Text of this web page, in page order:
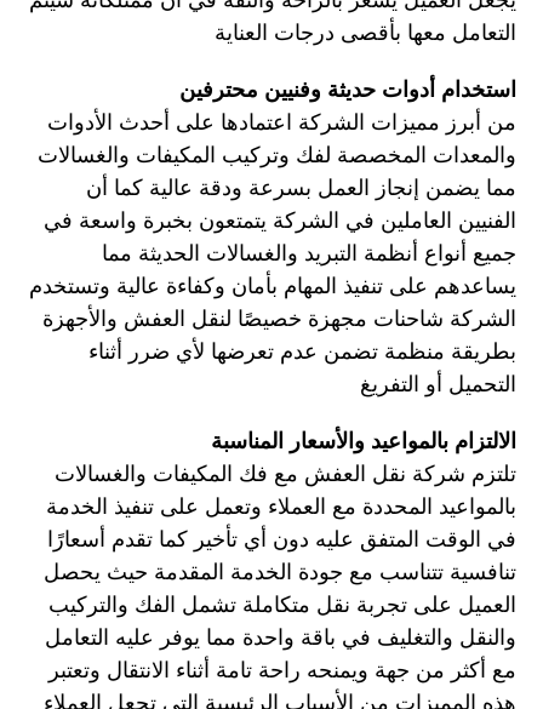
التعامل معها بأقصى درجات العناية
استخدام أدوات حديثة وفنيين محترفين
من أبرز مميزات الشركة اعتمادها على أحدث الأدوات
والمعدات المخصصة لفك وتركيب المكيفات والغسالات
مما يضمن إنجاز العمل بسرعة ودقة عالية كما أن
الفنيين العاملين في الشركة يتمتعون بخبرة واسعة في
جميع أنواع أنظمة التبريد والغسالات الحديثة مما
يساعدهم على تنفيذ المهام بأمان وكفاءة عالية وتستخدم
الشركة شاحنات مجهزة خصيصًا لنقل العفش والأجهزة
بطريقة منظمة تضمن عدم تعرضها لأي ضرر أثناء
التحميل أو التفريغ
الالتزام بالمواعيد والأسعار المناسبة
تلتزم شركة نقل العفش مع فك المكيفات والغسالات
بالمواعيد المحددة مع العملاء وتعمل على تنفيذ الخدمة
في الوقت المتفق عليه دون أي تأخير كما تقدم أسعارًا
تنافسية تتناسب مع جودة الخدمة المقدمة حيث يحصل
العميل على تجربة نقل متكاملة تشمل الفك والتركيب
والنقل والتغليف في باقة واحدة مما يوفر عليه التعامل
مع أكثر من جهة ويمنحه راحة تامة أثناء الانتقال وتعتبر
هذه المميزات من الأسباب الرئيسية التي تجعل العملاء